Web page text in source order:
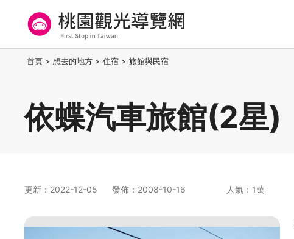
要
桃園觀光導覽網
首頁 > 想去的地方 > 住宿 > 旅館與民宿
依蝶汽車旅館(2星)
更新：2022-12-05 發佈：2008-10-16 人氣：1萬